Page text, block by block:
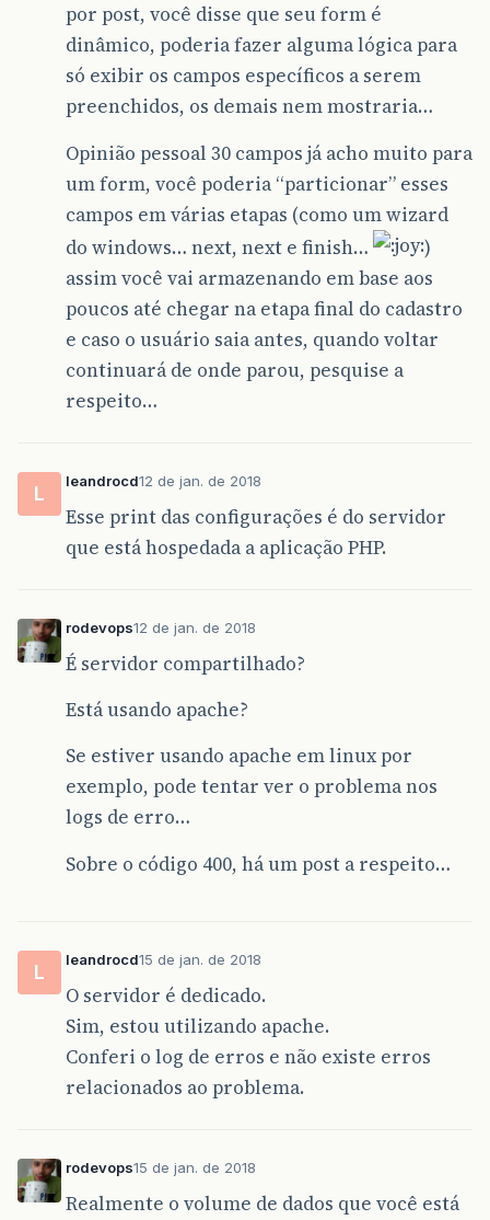
por post, você disse que seu form é
dinâmico, poderia fazer alguma lógica para
só exibir os campos específicos a serem
preenchidos, os demais nem mostraria…
Opinião pessoal 30 campos já acho muito para
um form, você poderia “particionar” esses
campos em várias etapas (como um wizard
do windows… next, next e finish…
)
assim você vai armazenando em base aos
poucos até chegar na etapa final do cadastro
e caso o usuário saia antes, quando voltar
continuará de onde parou, pesquise a
respeito…
L
leandrocd12 de jan. de 2018
Esse print das configurações é do servidor
que está hospedada a aplicação PHP.
rodevops12 de jan. de 2018
É servidor compartilhado?
Está usando apache?
Se estiver usando apache em linux por
exemplo, pode tentar ver o problema nos
logs de erro…
Sobre o código 400, há um post a respeito…
L
leandrocd15 de jan. de 2018
O servidor é dedicado.
Sim, estou utilizando apache.
Conferi o log de erros e não existe erros
relacionados ao problema.
rodevops15 de jan. de 2018
Realmente o volume de dados que você está